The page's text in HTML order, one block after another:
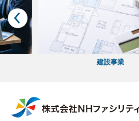
建設事業